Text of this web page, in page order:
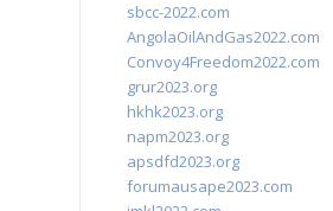
sbcc-2022.com
AngolaOilAndGas2022.com
Convoy4Freedom2022.com
grur2023.org
hkhk2023.org
napm2023.org
apsdfd2023.org
forumausape2023.com